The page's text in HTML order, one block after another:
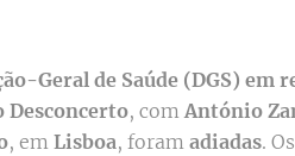
Geral de Saúde (DGS) em
Desconcerto, com António
, em Lisboa, foram adiadas. Os